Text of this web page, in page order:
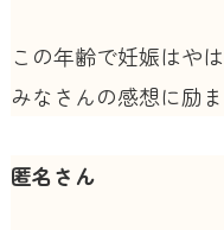
この年齢で妊娠はや
みなさんの感想に励
匿名さん